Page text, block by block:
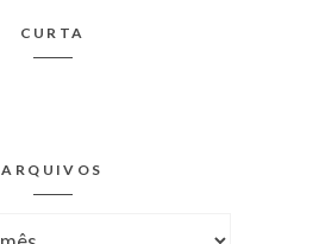
CURTA
ARQUIVOS